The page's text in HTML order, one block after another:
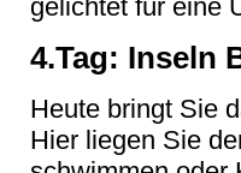
gelichtet für eine
4.Tag: Inseln
Heute bringt Sie
Hier liegen Sie